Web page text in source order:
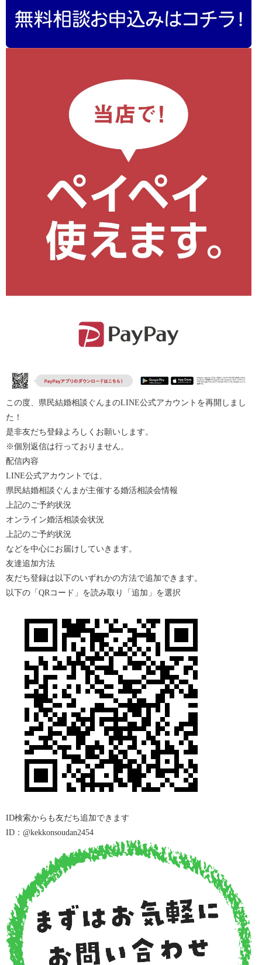
この度、県民結婚相談ぐんまのLINE公式アカウントを再開しまし
た！
是非友だち登録よろしくお願いします。
※個別返信は行っておりません。
配信内容
LINE公式アカウントでは、
県民結婚相談ぐんまが主催する婚活相談会情報
上記のご予約状況
オンライン婚活相談会状況
上記のご予約状況
などを中心にお届けしていきます。
友達追加方法
友だち登録は以下のいずれかの方法で追加できます。
以下の「 QRコード」を読み取り「追加」を選択
ID検索からも友だち追加できます
ID：@kekkonsoudan2454